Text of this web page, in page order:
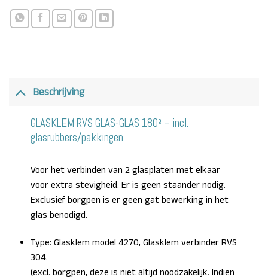
Beschrijving
GLASKLEM RVS GLAS-GLAS 180º – incl.
glasrubbers/pakkingen
Voor het verbinden van 2 glasplaten met elkaar
voor extra stevigheid. Er is geen staander nodig.
Exclusief borgpen is er geen gat bewerking in het
glas benodigd.
Type: Glasklem model 4270, Glasklem verbinder RVS
304.
(excl. borgpen, deze is niet altijd noodzakelijk. Indien